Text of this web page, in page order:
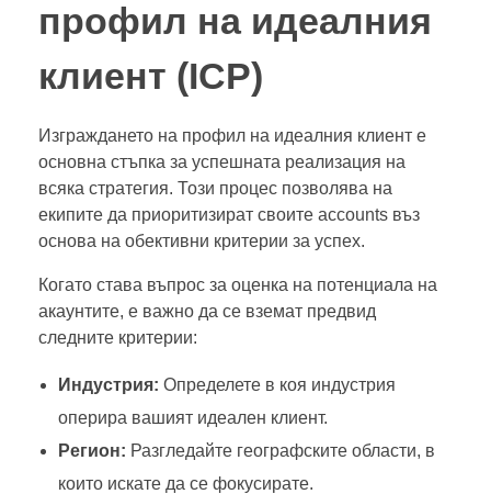
профил на идеалния
клиент (ICP)
Изграждането на профил на идеалния клиент е
основна стъпка за успешната реализация на
всяка стратегия. Този процес позволява на
екипите да приоритизират своите accounts въз
основа на обективни критерии за успех.
Когато става въпрос за оценка на потенциала на
акаунтите, е важно да се вземат предвид
следните критерии:
Индустрия: Определете в коя индустрия
оперира вашият идеален клиент.
Регион: Разгледайте географските области, в
които искате да се фокусирате.